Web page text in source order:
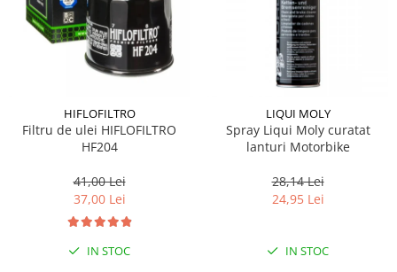
HIFLOFILTRO
Filtru de ulei HIFLOFILTRO
HF204
41,00 Lei
37,00 Lei
IN STOC
LIQUI MOLY
Spray Liqui Moly curatat
lanturi Motorbike
28,14 Lei
24,95 Lei
IN STOC